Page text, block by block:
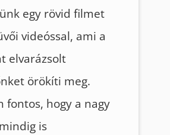
egy rövid filmet
videóssal, ami a
elvarázsolt
örökíti meg.
fontos, hogy a nagy
is